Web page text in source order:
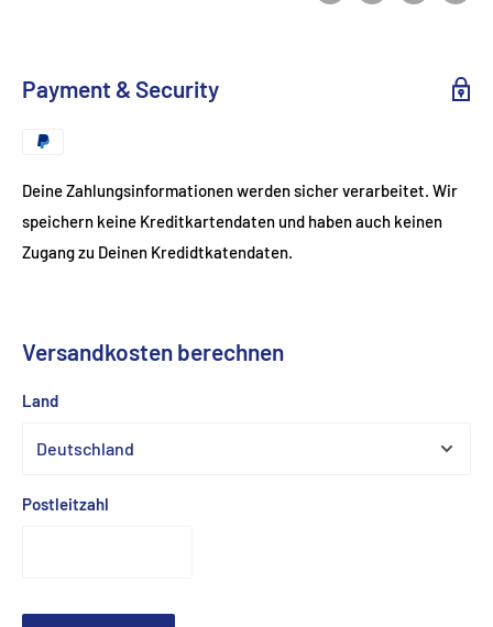
Payment & Security
Deine Zahlungsinformationen werden sicher verarbeitet. Wir
speichern keine Kreditkartendaten und haben auch keinen
Zugang zu Deinen Kredidtkatendaten.
Versandkosten berechnen
Land
Postleitzahl